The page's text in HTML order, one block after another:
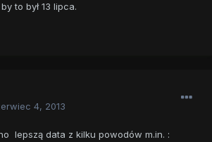
to był 13 lipca.
4, 2013
lepszą data z kilku powodów m.in. :